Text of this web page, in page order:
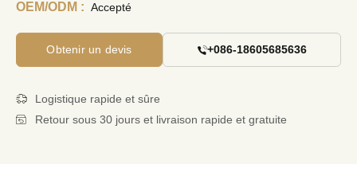
OEM/ODM : Accepté
Obtenir un devis +086-18605685636
Logistique rapide et sûre
Retour sous 30 jours et livraison rapide et gratuite